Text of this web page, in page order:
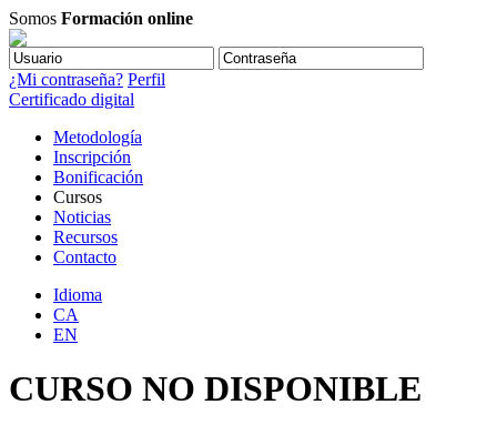
Somos Formación online
¿Mi contraseña? Perfil
Certificado digital
Metodología
Inscripción
Bonificación
Cursos
Noticias
Recursos
Contacto
Idioma
CA
EN
CURSO NO DISPONIBLE